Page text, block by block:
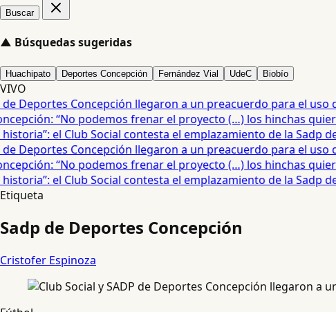
Buscar
▲ Búsquedas sugeridas
Huachipato Deportes Concepción Fernández Vial UdeC Biobío
VIVO
Deportes Concepción llegaron a un preacuerdo para el uso
“No podemos frenar el proyecto (…) los hinchas
el Club Social contesta el emplazamiento de la Sadp de
Deportes Concepción llegaron a un preacuerdo para el uso
“No podemos frenar el proyecto (…) los hinchas
el Club Social contesta el emplazamiento de la Sadp de
Etiqueta
Sadp de Deportes Concepción
Cristofer Espinoza